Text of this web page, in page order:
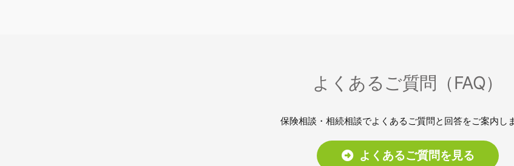
よくあるご質問（FAQ）
保険相談・相続相談でよくあるご質問と回答をご案内しま
よくあるご質問を見る